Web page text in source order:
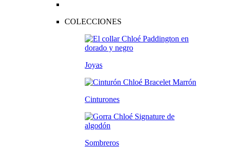
COLECCIONES
Joyas
Cinturones
Sombreros